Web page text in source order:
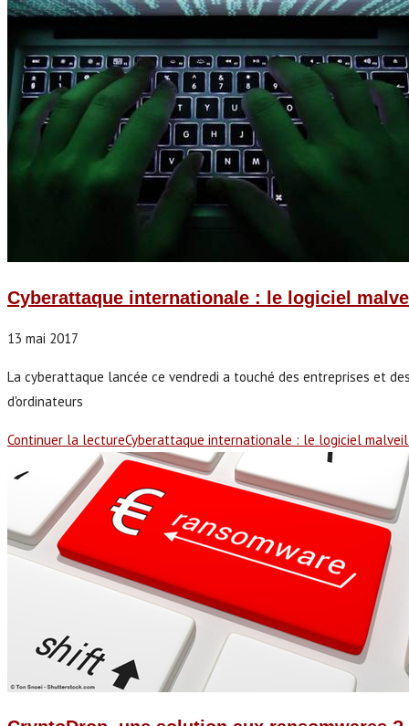
Cyberattaque internationale : le logiciel
13 mai 2017
La cyberattaque lancée ce vendredi a touché des entreprises et
d'ordinateurs
Continuer la lectureCyberattaque internationale : le logiciel